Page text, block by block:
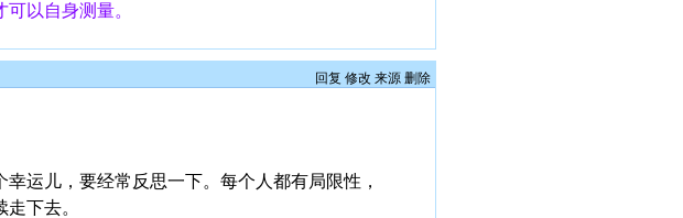
以自身测量。
回复 修改 来源 删除
运儿，要经常反思一下。每个人都有局限性，
下去。